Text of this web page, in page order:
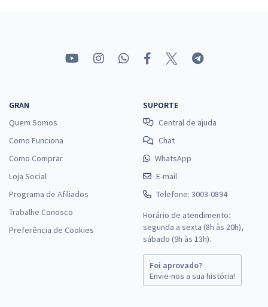
GRAN
Quem Somos
Como Funciona
Como Comprar
Loja Social
Programa de Afiliados
Trabalhe Conosco
Preferência de Cookies
SUPORTE
Central de ajuda
Chat
WhatsApp
E-mail
Telefone: 3003-0894
Horário de atendimento:
segunda a sexta (8h às 20h),
sábado (9h às 13h).
Foi aprovado?
Envie-nos a sua história!